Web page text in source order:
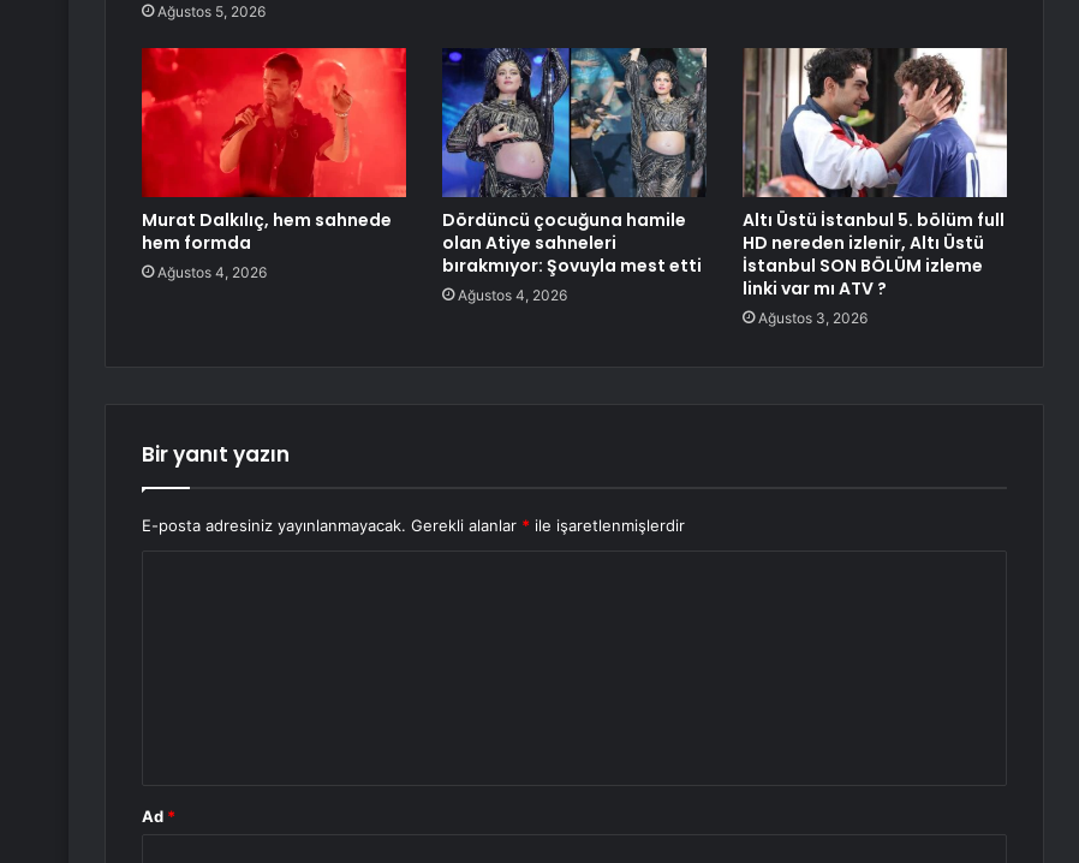
Ağustos 5, 2026
Murat Dalkılıç, hem sahnede
hem formda
Ağustos 4, 2026
Dördüncü çocuğuna hamile
olan Atiye sahneleri
bırakmıyor: Şovuyla mest etti
Ağustos 4, 2026
Altı Üstü İstanbul 5. bölüm full
HD nereden izlenir, Altı Üstü
İstanbul SON BÖLÜM izleme
linki var mı ATV ?
Ağustos 3, 2026
Bir yanıt yazın
E-posta adresiniz yayınlanmayacak. Gerekli alanlar * ile işaretlenmişlerdir
Ad *